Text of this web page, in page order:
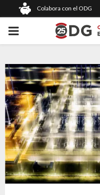
Colabora con el ODG
PRIMARY